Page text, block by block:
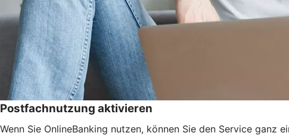
Postfachnutzung aktivieren
Wenn Sie OnlineBanking nutzen, können Sie den Service ganz